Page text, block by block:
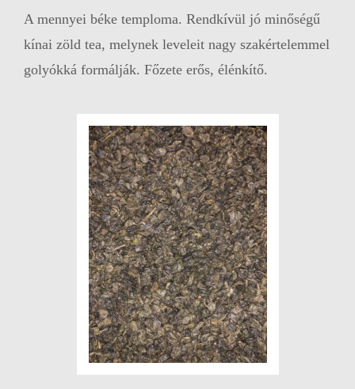
A mennyei béke temploma. Rendkívül jó minőségű
kínai zöld tea, melynek leveleit nagy szakértelemmel
golyókká formálják. Főzete erős, élénkítő.